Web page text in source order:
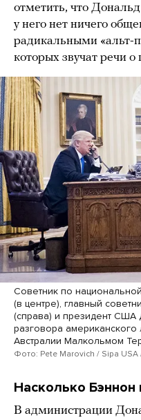
отметить, что
у него нет ничего
радикальными «альт-
которых звучат речи о
Советник по
(в центре), главный
(справа) и президент
разговора
Австралии Малкольмом
Фото: Pete Marovich / Sipa USA
Насколько Бэннон
В администрации